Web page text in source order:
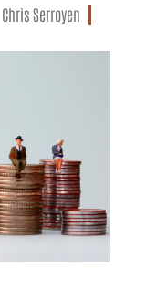
Chris Serroyen